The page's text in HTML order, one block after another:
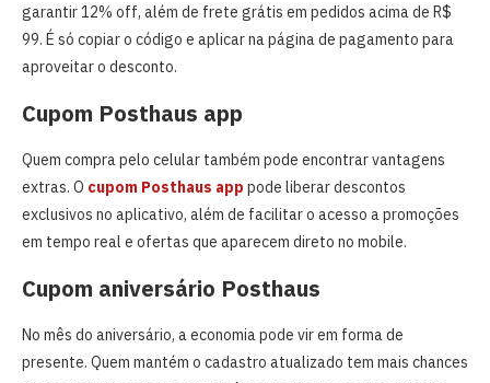
garantir 12% off, além de frete grátis em pedidos acima de R$
99. É só copiar o código e aplicar na página de pagamento para
aproveitar o desconto.
Cupom Posthaus app
Quem compra pelo celular também pode encontrar vantagens
extras. O cupom Posthaus app pode liberar descontos
exclusivos no aplicativo, além de facilitar o acesso a promoções
em tempo real e ofertas que aparecem direto no mobile.
Cupom aniversário Posthaus
No mês do aniversário, a economia pode vir em forma de
presente. Quem mantém o cadastro atualizado tem mais chances